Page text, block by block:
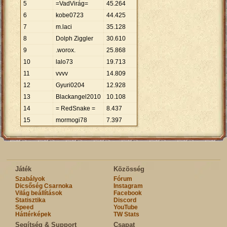
5 =VadVirág= 45.264
6
kobe0723 44.425
7
m.laci 35.128
8
Dolph Ziggler 30.610
9
.worox. 25.868
10
lalo73 19.713
11
vvvv 14.809
12
Gyuri0204 12.928
13
Blackangel2010 10.108
14
= RedSnake = 8.437
15
mormogi78 7.397
Játék
Szabályok
Dicsőség Csarnoka
Világ beállítások
Statisztika
Speed
Háttérképek
Közösség
Fórum
Instagram
Facebook
Discord
YouTube
TW Stats
Segítség & Support Csapat